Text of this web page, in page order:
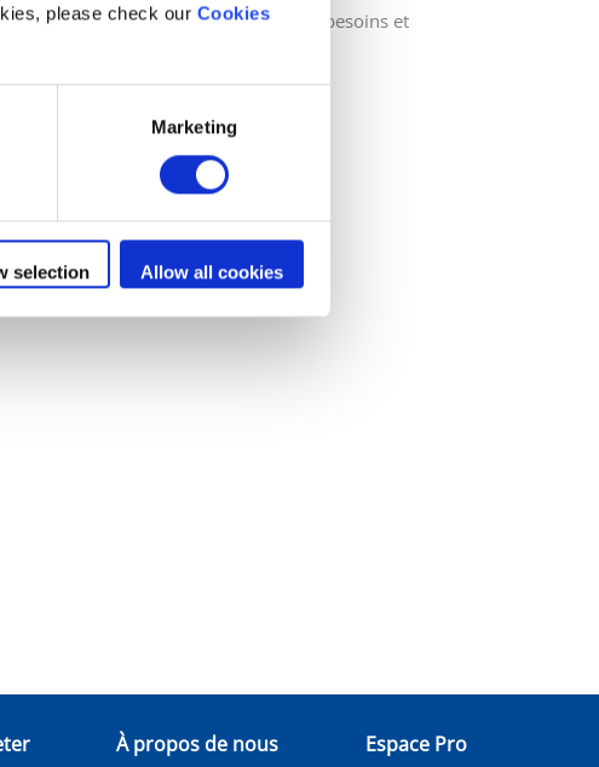
please check our Cookies
Marketing
selection Allow all cookies
Choisissez le produit adapté à vos besoins et
À propos de nous Espace Pro